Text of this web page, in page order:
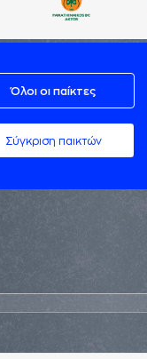
Όλοι οι παίκτες
Σύγκριση παικτών